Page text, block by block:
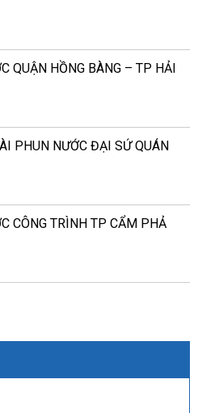
QUẬN HỒNG BÀNG – TP HẢI
PHUN NƯỚC ĐẠI SỨ QUÁN
CÔNG TRÌNH TP CẨM PHẢ